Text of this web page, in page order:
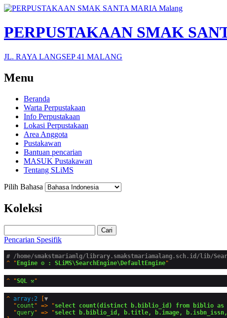
PERPUSTAKAAN SMAK
JL. RAYA LANGSEP 41 MALANG
Menu
Beranda
Warta Perpustakaan
Info Perpustakaan
Lokasi Perpustakaan
Area Anggota
Pustakawan
Bantuan pencarian
MASUK Pustakawan
Tentang SLiMS
Pilih Bahasa
Koleksi
Cari
Pencarian Spesifik
# /home/smakstmariamlg/library.smakstmariamalang.sch.id/lib/
^
"Engine ⚙️ : SLiMS\SearchEngine\DefaultEngine
^ "SQL ⚒️
^ array:2 [▼
  "
count " => "select count(distinct b.biblio_id) from biblio as
  "
query" => "select b.biblio_id, b.title, b.image, b.isbn_issn,